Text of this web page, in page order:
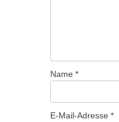
Name *
E-Mail-Adresse *